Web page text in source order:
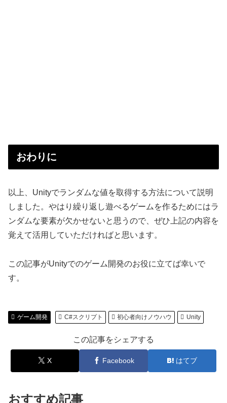
おわりに
以上、Unityでランダムな値を取得する方法について説明
しました。やはり繰り返し遊べるゲームを作るためにはラ
ンダムな要素が欠かせないと思うので、ぜひ上記の内容を
覚えて活用していただければと思います。
この記事がUnityでのゲーム開発のお役に立てば幸いで
す。
ゲーム開発 C#スクリプト 初心者向けノウハウ Unity
この記事をシェアする
X Facebook はてブ
おすすめ記事